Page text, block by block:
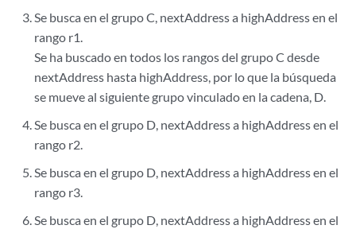
Se busca en el grupo C, nextAddress a highAddress en el
rango r1.
Se ha buscado en todos los rangos del grupo C desde
nextAddress hasta highAddress, por lo que la búsqueda
se mueve al siguiente grupo vinculado en la cadena, D.
Se busca en el grupo D, nextAddress a highAddress en el
rango r2.
Se busca en el grupo D, nextAddress a highAddress en el
rango r3.
Se busca en el grupo D, nextAddress a highAddress en el